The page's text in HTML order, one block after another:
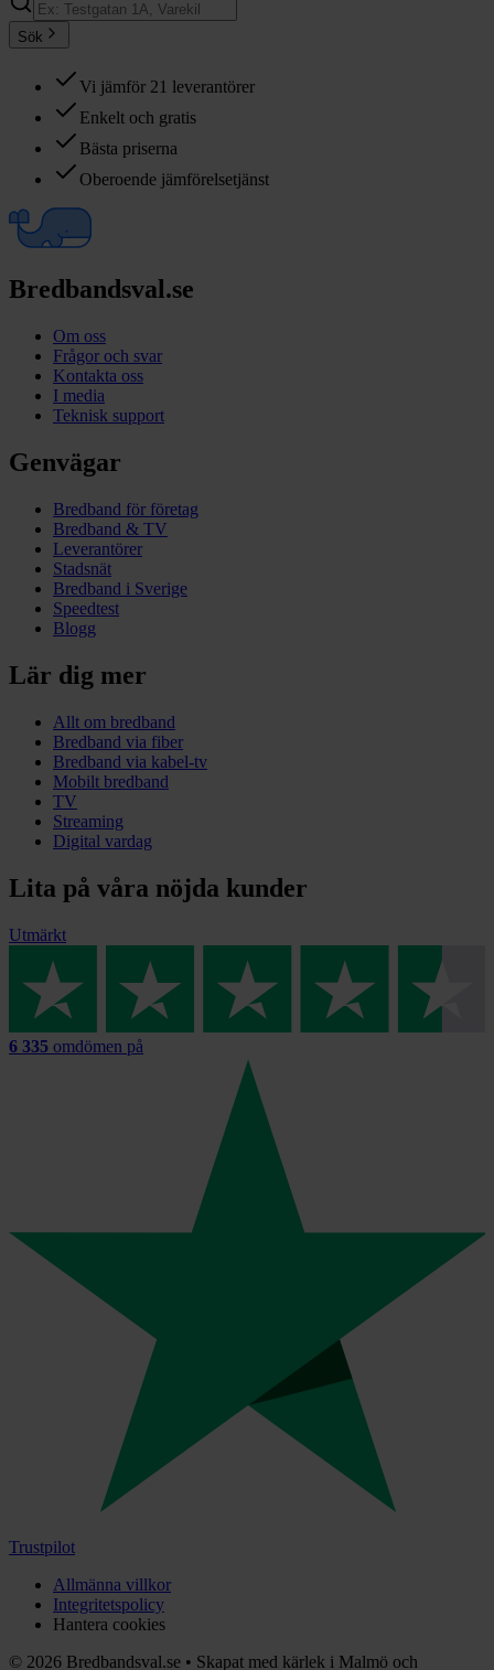
Sök
Vi jämför 21 leverantörer
Enkelt och gratis
Bästa priserna
Oberoende jämförelsetjänst
Bredbandsval.se
Om oss
Frågor och svar
Kontakta oss
I media
Teknisk support
Genvägar
Bredband för företag
Bredband & TV
Leverantörer
Stadsnät
Bredband i Sverige
Speedtest
Blogg
Lär dig mer
Allt om bredband
Bredband via fiber
Bredband via kabel-tv
Mobilt bredband
TV
Streaming
Digital vardag
Lita på våra nöjda kunder
Utmärkt
6 335 omdömen på
Trustpilot
Allmänna villkor
Integritetspolicy
Hantera cookies
© 2026 Bredbandsval.se • Skapat med kärlek i Malmö och